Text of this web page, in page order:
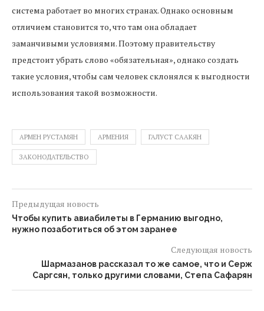
система работает во многих странах. Однако основным
отличием становится то, что там она обладает
заманчивыми условиями. Поэтому правительству
предстоит убрать слово «обязательная», однако создать
такие условия, чтобы сам человек склонялся к выгодности
использования такой возможности.
АРМЕН РУСТАМЯН АРМЕНИЯ ГАЛУСТ СААКЯН
ЗАКОНОДАТЕЛЬСТВО
Предыдущая новость
Чтобы купить авиабилеты в Германию выгодно,
нужно позаботиться об этом заранее
Следующая новость
Шармазанов рассказал то же самое, что и Серж
Саргсян, только другими словами, Степа Сафарян